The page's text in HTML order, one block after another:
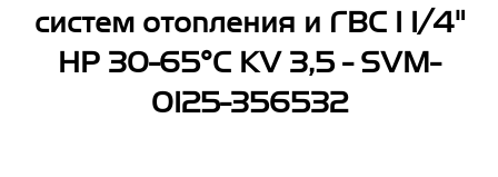
систем отопления и ГВС 1 1/4"
НР 30-65°С KV 3,5 - SVM-
0125-356532